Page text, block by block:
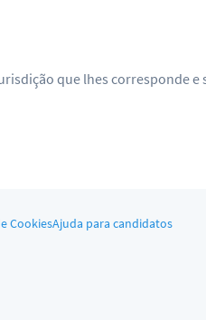
que lhes corresponde
CookiesAjuda para candidatos